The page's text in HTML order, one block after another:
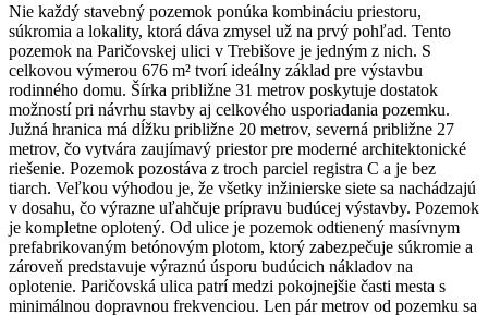
Nie každý stavebný pozemok ponúka kombináciu priestoru,
súkromia a lokality, ktorá dáva zmysel už na prvý pohľad. Tento
pozemok na Paričovskej ulici v Trebišove je jedným z nich. S
celkovou výmerou 676 m² tvorí ideálny základ pre výstavbu
rodinného domu. Šírka približne 31 metrov poskytuje dostatok
možností pri návrhu stavby aj celkového usporiadania pozemku.
Južná hranica má dĺžku približne 20 metrov, severná približne 27
metrov, čo vytvára zaujímavý priestor pre moderné architektonické
riešenie. Pozemok pozostáva z troch parciel registra C a je bez
tiarch. Veľkou výhodou je, že všetky inžinierske siete sa nachádzajú
v dosahu, čo výrazne uľahčuje prípravu budúcej výstavby. Pozemok
je kompletne oplotený. Od ulice je pozemok odtienený masívnym
prefabrikovaným betónovým plotom, ktorý zabezpečuje súkromie a
zároveň predstavuje výraznú úsporu budúcich nákladov na
oplotenie. Paričovská ulica patrí medzi pokojnejšie časti mesta s
minimálnou dopravnou frekvenciou. Len pár metrov od pozemku sa